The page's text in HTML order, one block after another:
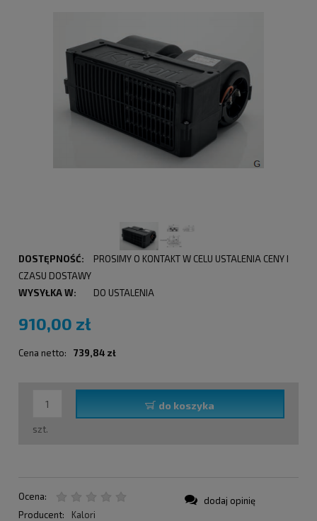
DOSTĘPNOŚĆ:
PROSIMY O KONTAKT W CELU USTALENIA CENY I
CZASU DOSTAWY
WYSYŁKA W:
DO USTALENIA
910,00 zł
Cena netto: 739,84 zł
szt.
do koszyka
Ocena:
Producent:
Kalori
dodaj opinię